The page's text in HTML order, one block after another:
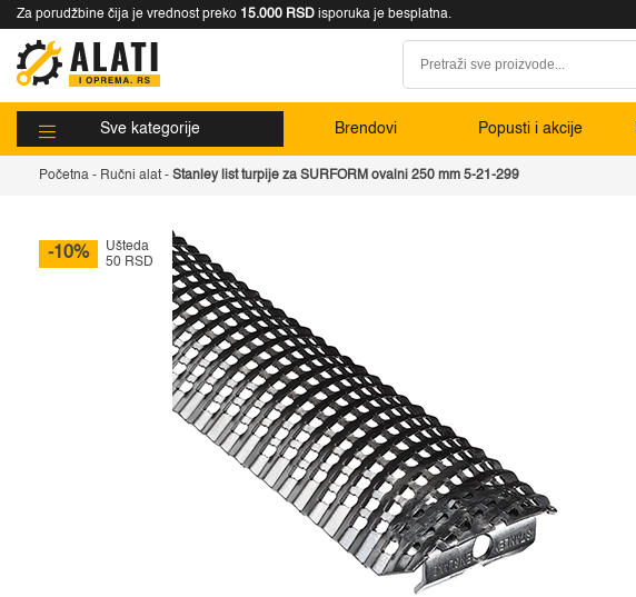
Za porudžbine čija je vrednost preko 15.000 RSD isporuka je besplatna.
Sve kategorije Brendovi Popusti i akcije
Početna - Ručni alat - Stanley list turpije za SURFORM ovalni 250 mm 5-21-299
-10%
Ušteda
50 RSD